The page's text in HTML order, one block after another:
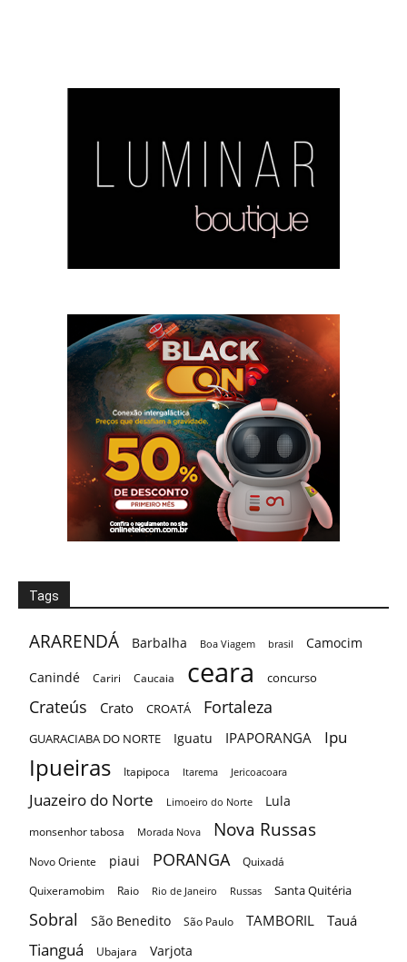
Tags
ARARENDÁ Barbalha Boa Viagem brasil
Camocim
Canindé
Cariri Caucaia ceara concurso
Crateús Crato CROATÁ Fortaleza
GUARACIABA DO NORTE Iguatu IPAPORANGA Ipu
Ipueiras Itapipoca Itarema Jericoacoara
Juazeiro do Norte Limoeiro do Norte Lula
monsenhor tabosa Morada Nova Nova Russas
Novo Oriente piaui PORANGA
Quixadá
Quixeramobim
Raio Rio de Janeiro Russas Santa Quitéria
Sobral São Benedito São Paulo TAMBORIL Tauá
Tianguá Ubajara Varjota